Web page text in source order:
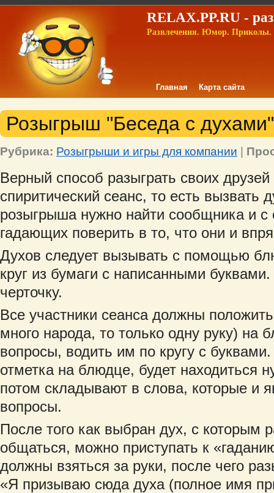
RELAX.PP.RU -
Развлечения. Юмор. Приколы.
Главная Карта сайта
Розыгрыш "Беседа с духами"
Рубрика: Розыгрыши и игры для компании |
Верный способ разыграть своих друзей
спиритический сеанс, то есть вызвать
розыгрыша нужно найти сообщника и с
гадающих поверить в то, что они и
Духов следует вызывать с помощью
круг из бумаги с написанными
черточку.
Все участники сеанса должны
много народа, то только одну руку) на
вопросы, водить им по кругу с
отметка на блюдце, будет находиться
потом складывают в слова, которые и
вопросы.
После того как выбран дух, с которым
общаться, можно приступать к
должны взяться за руки, после чего
«Я призываю сюда духа (полное имя